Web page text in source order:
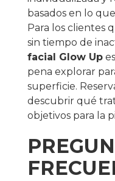
basados en lo
Para los clientes
sin tiempo de
facial Glow Up
pena explorar
superficie.
descubrir qué
objetivos para la